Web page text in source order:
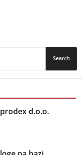
d.o.o.